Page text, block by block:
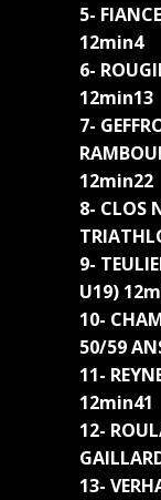
5-
12min4
6-
12min13
7-
12min22
8- CLOS
9-
U19)
10-
50/59
11-
12min41
12-
13-